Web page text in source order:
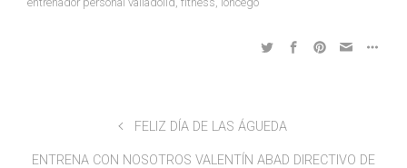
FELIZ DÍA DE LAS ÁGUEDA
ENTRENA CON NOSOTROS VALENTÍN ABAD DIRECTIVO DE